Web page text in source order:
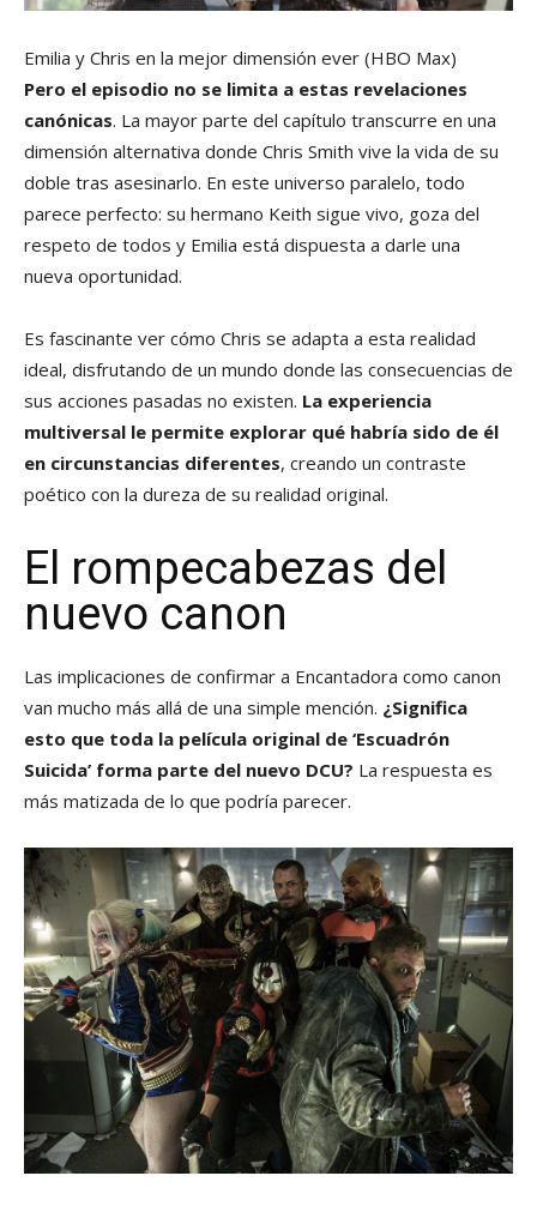
Emilia y Chris en la mejor dimensión ever (HBO Max)
Pero el episodio no se limita a estas revelaciones
canónicas. La mayor parte del capítulo transcurre en una
dimensión alternativa donde Chris Smith vive la vida de su
doble tras asesinarlo. En este universo paralelo, todo
parece perfecto: su hermano Keith sigue vivo, goza del
respeto de todos y Emilia está dispuesta a darle una
nueva oportunidad.
Es fascinante ver cómo Chris se adapta a esta realidad
ideal, disfrutando de un mundo donde las consecuencias de
sus acciones pasadas no existen. La experiencia
multiversal le permite explorar qué habría sido de él
en circunstancias diferentes, creando un contraste
poético con la dureza de su realidad original.
El rompecabezas del
nuevo canon
Las implicaciones de confirmar a Encantadora como canon
van mucho más allá de una simple mención. ¿Significa
esto que toda la película original de ‘Escuadrón
Suicida’ forma parte del nuevo DCU? La respuesta es
más matizada de lo que podría parecer.